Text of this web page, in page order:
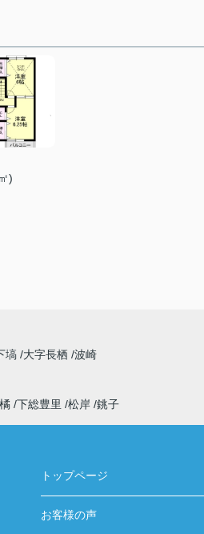
)
塙 大字長栖 波崎
下総豊里 松岸 銚子
トップページ
お客様の声